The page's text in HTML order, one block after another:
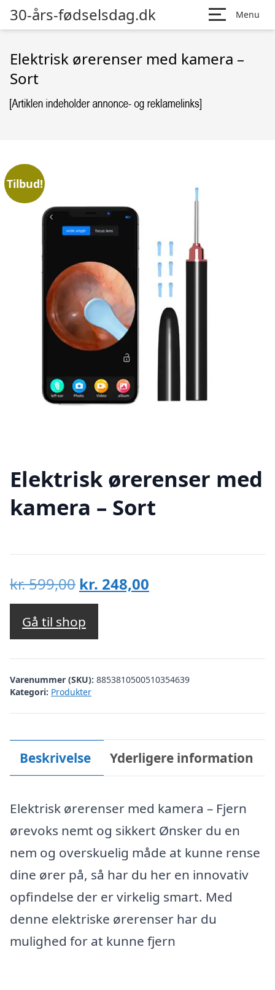
30-års-fødselsdag.dk Menu
Elektrisk ørerenser med kamera –
Sort
Tilbud!
Elektrisk ørerenser med
kamera – Sort
kr.599,00 Den
oprindelige
pris
var:
kr. 599,00.
kr. 248,00
kr. 248,00.
Gå til shop
Varenummer (SKU): 8853810500510354639
Kategori: Produkter
Beskrivelse Yderligere information
Elektrisk ørerenser med kamera – Fjern
ørevoks nemt og sikkert Ønsker du en
nem og overskuelig måde at kunne rense
dine ører på, så har du her en innovativ
opfindelse der er virkelig smart. Med
denne elektriske ørerenser har du
mulighed for at kunne fjern